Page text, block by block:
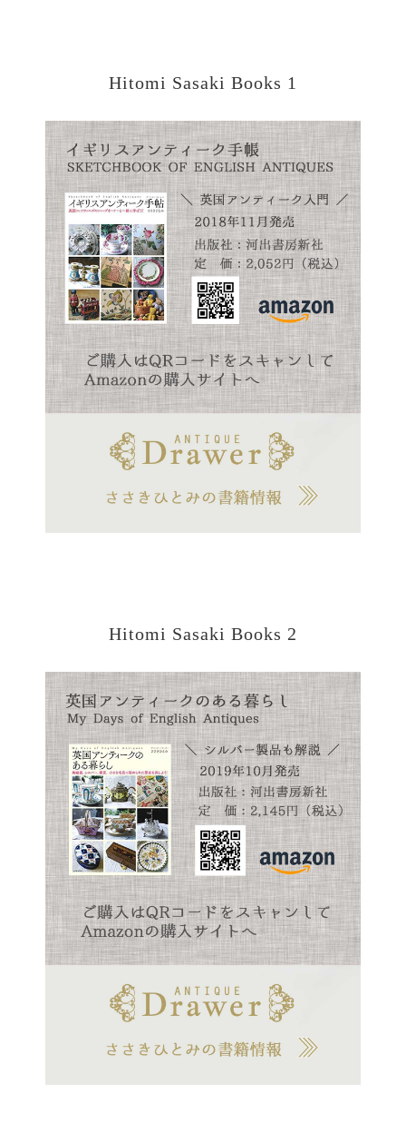
Hitomi Sasaki Books 1
Hitomi Sasaki Books 2